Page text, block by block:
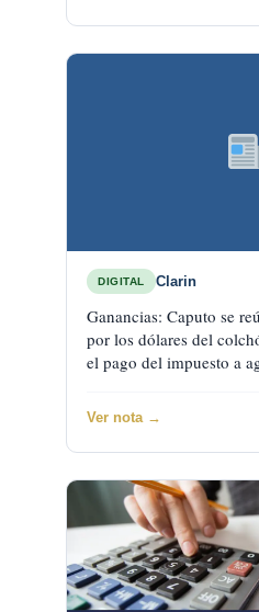
DIGITAL Clarin
Ganancias: Caputo se
por los dólares del
el pago del impuesto a
Ver nota →